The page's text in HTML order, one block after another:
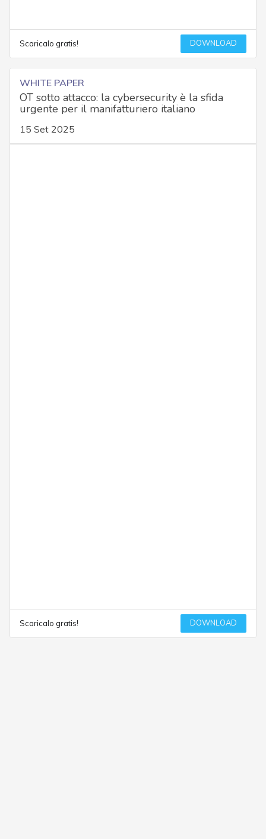
Scaricalo gratis! DOWNLOAD
WHITE PAPER
OT sotto attacco: la cybersecurity è la sfida
urgente per il manifatturiero italiano
15 Set 2025
Scaricalo gratis! DOWNLOAD